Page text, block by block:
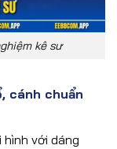
kê sư
cánh chuẩn
với dáng